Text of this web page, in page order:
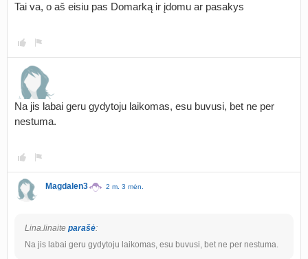
Tai va, o aš eisiu pas Domarką ir įdomu ar pasakys
Na jis labai geru gydytoju laikomas, esu buvusi, bet ne per
nestuma.
Magdalen3 2 m. 3 mėn.
Lina.linaite parašė:
Na jis labai geru gydytoju laikomas, esu buvusi, bet ne per nestuma.